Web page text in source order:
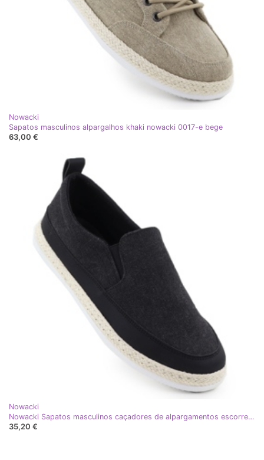
Nowacki
Sapatos masculinos alpargalhos khaki nowacki 0017-e bege
63,00 €
Nowacki
Nowacki Sapatos masculinos caçadores de alpargamentos escorregados em preto 0017-t
35,20 €